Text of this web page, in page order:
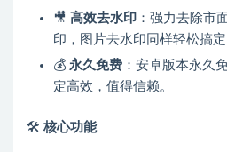
🎥 高效去水印 ：强力去除市
印，图片去水印同样轻松搞定
💰 永久免费 ：安卓版本永久
定高效，值得信赖。
🛠 核心功能